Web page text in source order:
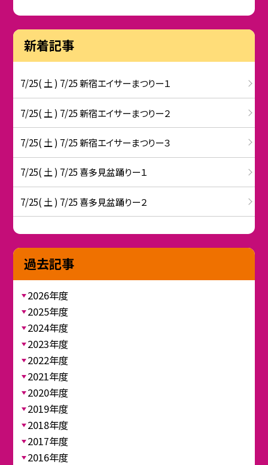
新着記事
7/25( 土 ) 7/25 新宿エイサーまつりー１
7/25( 土 ) 7/25 新宿エイサーまつりー２
7/25( 土 ) 7/25 新宿エイサーまつりー３
7/25( 土 ) 7/25 喜多見盆踊りー１
7/25( 土 ) 7/25 喜多見盆踊りー２
過去記事
2026年度
2025年度
2024年度
2023年度
2022年度
2021年度
2020年度
2019年度
2018年度
2017年度
2016年度